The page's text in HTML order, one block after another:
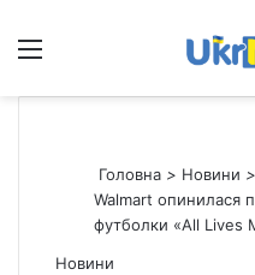
Меню
Головна > Новини >
Walmart опинилася
футболки «All Lives
Новини